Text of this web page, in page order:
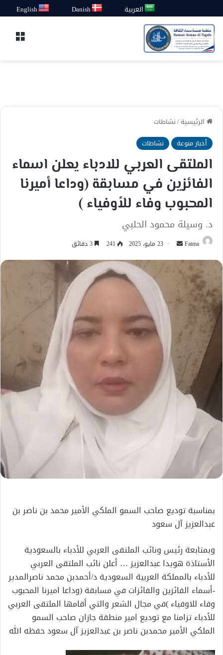
العربية Danish
English
الرئيسية/نشاطات
أخبار منوعة
نشاطات
الملتقى العربي للادباء يعلن اسماء
الفائزين في مسابقة (وداعا أميرنا
المحبوب وفاء للأوفياء )
د. وسيلة محمود الحلبي
Fatma
أرسل 23 مايو، 2025 241
بمناسبة توديع صاحب السمو الملكي الأمير محمد بن ناصر بن
عبدالعزيز آل سعود
وبمتابعة رئيس ونائب الملتقى العربي للأدباء بالسعودية
الأستاذة هويدا عبدالعزيز … أعلن نائب الملتقى العربي
للأدباء بالمملكة العربية السعودية د/أحمدبن محمد ناصرالمدير
-أسماء الفائزين والفائزات في مسابقة (وداعا اميرنا المحبوب
وفاء للاوفياء )في مجال الشعر والتي أقامها الملتقى العربي
للأدباء تزامنا مع توديع امير منطقة جازان صاحب السمو
الملكي الأمير محمدبن ناصر بن عبدالعزيز آل سعود حفظه الله